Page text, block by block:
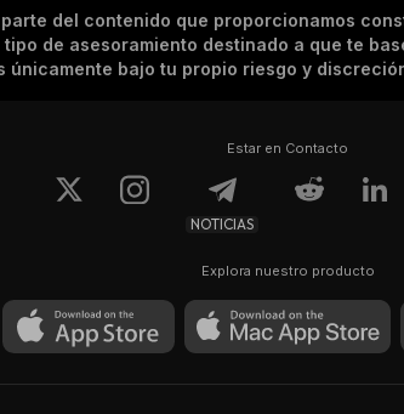
del contenido que proporcionamos
de asesoramiento destinado a que te
únicamente bajo tu propio riesgo y
Estar en Contacto
NOTICIAS
Explora nuestro producto